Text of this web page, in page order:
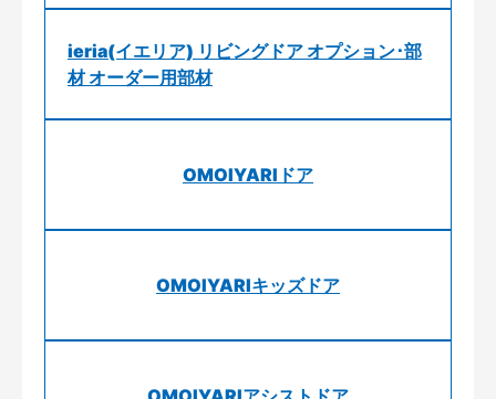
ieria(イエリア) リビングドア オプション･部
材 オーダー用部材
OMOIYARIドア
OMOIYARIキッズドア